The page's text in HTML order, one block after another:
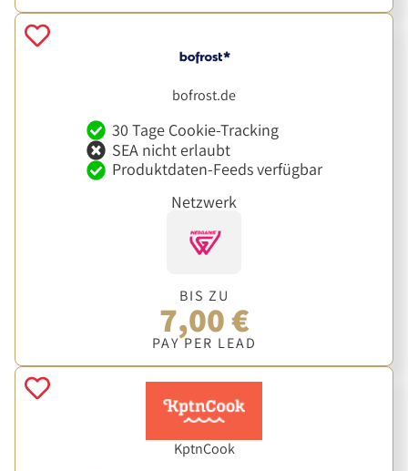
bofrost.de
30 Tage Cookie-Tracking
SEA nicht erlaubt
Produktdaten-Feeds verfügbar
Netzwerk
BIS ZU
7,00 €
PAY PER LEAD
KptnCook